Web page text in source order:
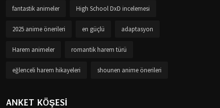
fantastik animeler High School DxD incelemesi
2025 anime önerileri en güçlü adaptasyon
Harem animeler romantik harem türü
eğlenceli harem hikayeleri shounen anime önerileri
ANKET KÖŞESİ